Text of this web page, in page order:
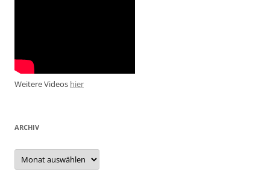
Weitere Videos hier
ARCHIV
Archiv